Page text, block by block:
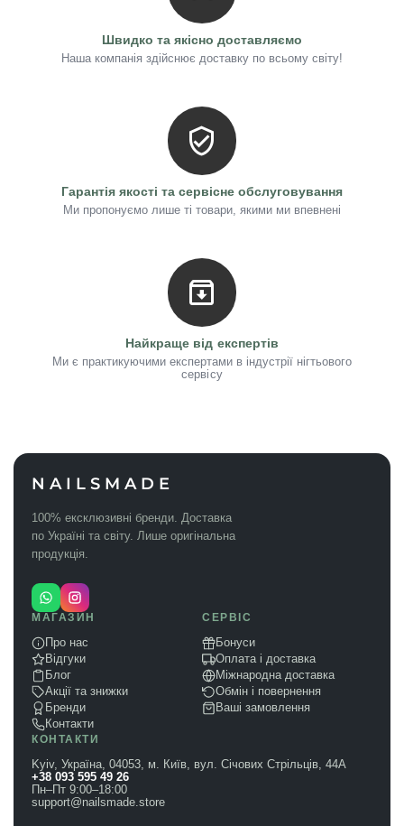
Швидко та якісно доставляємо
Наша компанія здійснює доставку по всьому світу!
Гарантія якості та сервісне обслуговування
Ми пропонуємо лише ті товари, якими ми впевнені
Найкраще від експертів
Ми є практикуючими експертами в індустрії нігтьового
сервісу
NAILSMADE
100% ексклюзивні бренди. Доставка
по Україні та світу. Лише оригінальна
продукція.
МАГАЗИН
Про нас
Відгуки
Блог
Акції та знижки
Бренди
Контакти
СЕРВІС
Бонуси
Оплата і доставка
Міжнародна доставка
Обмін і повернення
Ваші замовлення
КОНТАКТИ
Kyiv, Україна, 04053, м. Київ, вул. Січових Стрільців, 44А
+38 093 595 49 26
Пн–Пт 9:00–18:00
support@nailsmade.store